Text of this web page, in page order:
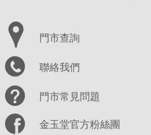
門市查詢
聯絡我們
門市常見問題
金玉堂官方粉絲團